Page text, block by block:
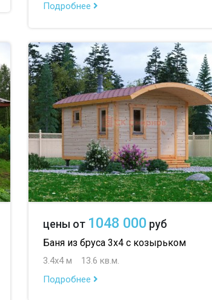
Подробнее
цены от 1048 000 руб
Баня из бруса 3х4 с козырьком
3.4х4 м
13.6 кв.м.
Подробнее